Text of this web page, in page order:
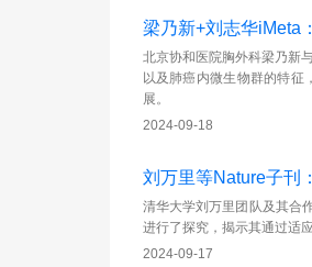
梁乃新+刘志华iMeta
北京协和医院胸外科梁乃新
以及肺癌内微生物群的特
展。
2024-09-18
刘万里等Nature子刊
清华大学刘万里团队及其合
进行了探究，揭示其通过适
2024-09-17